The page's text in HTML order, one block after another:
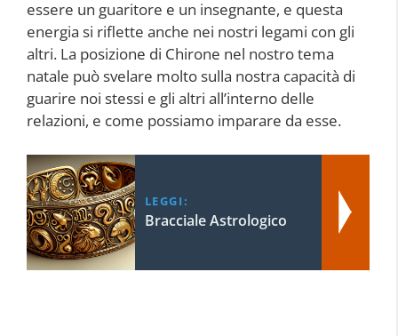
essere un guaritore e un insegnante, e questa
energia si riflette anche nei nostri legami con gli
altri. La posizione di Chirone nel nostro tema
natale può svelare molto sulla nostra capacità di
guarire noi stessi e gli altri all’interno delle
relazioni, e come possiamo imparare da esse.
LEGGI:
Bracciale Astrologico